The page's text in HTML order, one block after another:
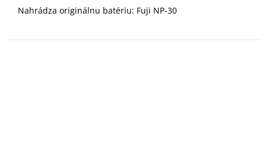
Nahrádza originálnu batériu: Fuji NP-30